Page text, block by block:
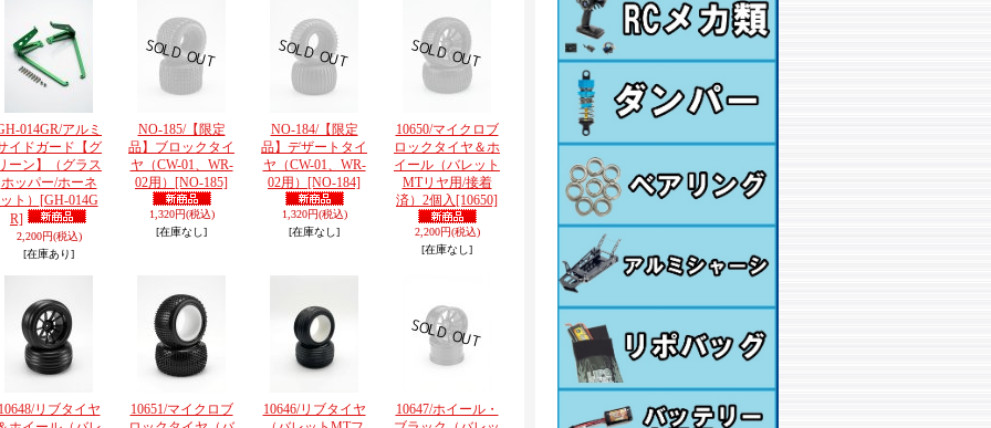
014GR/アルミ
イドガード【グ
ーン】（グラス
ホッパー/ホーネ
ット） [GH-014G
R]
2,200円(税込)
[在庫あり]
NO-185/【限定
品】ブロックタイ
ヤ（CW-01、WR-
02用） [NO-185]
1,320円(税込)
[在庫なし]
NO-184/【限定
品】デザートタイ
ヤ（CW-01、WR-
02用） [NO-184]
1,320円(税込)
[在庫なし]
10650/マイクロブ
ロックタイヤ＆ホ
イール（バレット
MTリヤ用/接着
済）2個入 [10650]
2,200円(税込)
[在庫なし]
リブタイヤ
10651/マイクロブ
10646/リブタイヤ
10647/ホイール・